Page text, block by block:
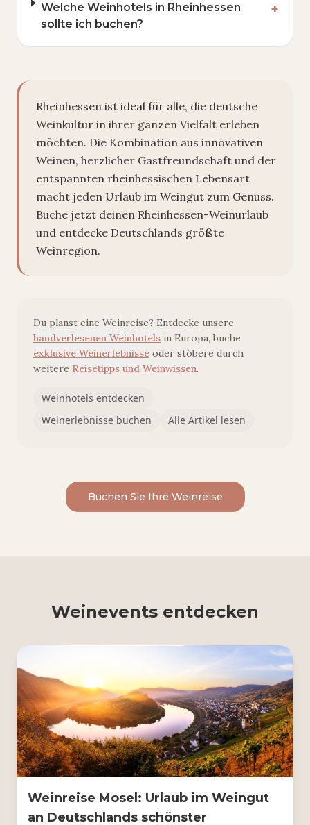
Welche Weinhotels in Rheinhessen
sollte ich buchen?
+
Rheinhessen ist ideal für alle, die deutsche
Weinkultur in ihrer ganzen Vielfalt erleben
möchten. Die Kombination aus innovativen
Weinen, herzlicher Gastfreundschaft und der
entspannten rheinhessischen Lebensart
macht jeden Urlaub im Weingut zum Genuss.
Buche jetzt deinen Rheinhessen-Weinurlaub
und entdecke Deutschlands größte
Weinregion.
Du planst eine Weinreise? Entdecke unsere
handverlesenen Weinhotels in Europa, buche
exklusive Weinerlebnisse oder stöbere durch
weitere Reisetipps und Weinwissen.
Weinhotels entdecken
Weinerlebnisse buchen
Alle Artikel lesen
Buchen Sie Ihre Weinreise
Weinevents entdecken
Weinreise Mosel: Urlaub im Weingut
an Deutschlands schönster